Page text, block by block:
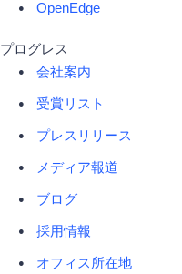
OpenEdge
プログレス
会社案内
受賞リスト
プレスリリース
メディア報道
ブログ
採用情報
オフィス所在地